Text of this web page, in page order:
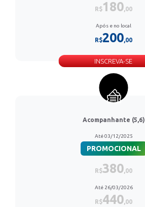
R$180,00
Após e no local
R$200,00
INSCREVA-SE
Acompanhante (5,6)
Até 03/12/2025
PROMOCIONAL
R$380,00
Até 26/03/2026
R$440,00